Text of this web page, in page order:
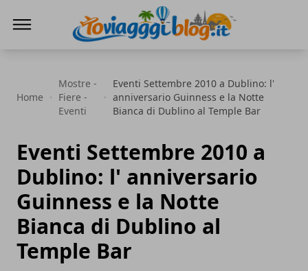
Home
Mostre -
Fiere -
Eventi
Eventi Settembre 2010 a Dublino: l'
anniversario Guinness e la Notte
Bianca di Dublino al Temple Bar
Eventi Settembre 2010 a
Dublino: l' anniversario
Guinness e la Notte
Bianca di Dublino al
Temple Bar